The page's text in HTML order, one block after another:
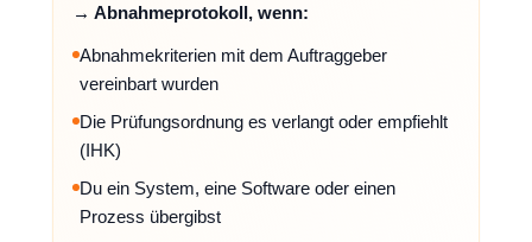
→ Abnahmeprotokoll, wenn:
Abnahmekriterien mit dem Auftraggeber
vereinbart wurden
Die Prüfungsordnung es verlangt oder empfiehlt
(IHK)
Du ein System, eine Software oder einen
Prozess übergibst